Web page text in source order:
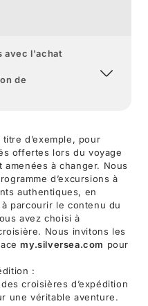
avec l'achat
de
d’exemple, pour
offertes lors du voyage
à changer. Nous
d’excursions à
authentiques, en
parcourir le contenu du
avez choisi à
Nous invitons les
my.silversea.com pour
:
croisières d’expédition
une véritable aventure.